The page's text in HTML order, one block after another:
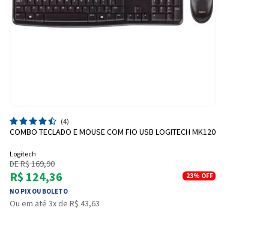
(4)
COMBO TECLADO E MOUSE COM FIO USB LOGITECH MK120
Logitech
DE R$ 169,90
R$ 124,36
NO PIX OU BOLETO
23% OFF
Ou em até 3x de R$ 43,63